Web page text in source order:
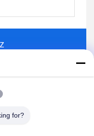
New Material
for?